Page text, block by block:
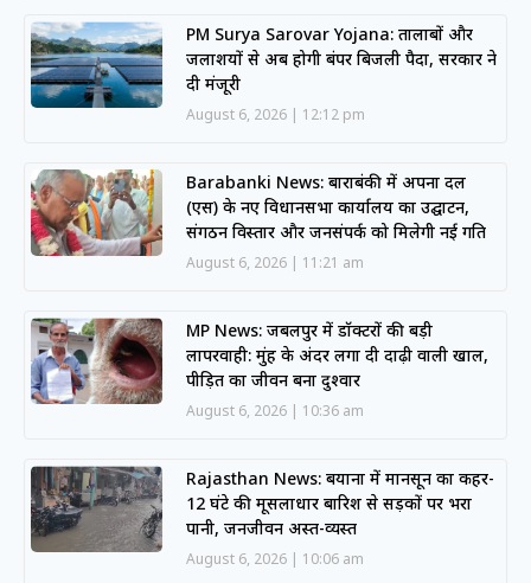
PM Surya Sarovar Yojana: तालाबों और
जलाशयों से अब होगी बंपर बिजली पैदा, सरकार ने
दी मंजूरी
August 6, 2026 12:12 pm
Barabanki News: बाराबंकी में अपना दल
(एस) के नए विधानसभा कार्यालय का उद्घाटन,
संगठन विस्तार और जनसंपर्क को मिलेगी नई गति
August 6, 2026 11:21 am
MP News: जबलपुर में डॉक्टरों की बड़ी
लापरवाही: मुंह के अंदर लगा दी दाढ़ी वाली खाल,
पीड़ित का जीवन बना दुश्वार
August 6, 2026 10:36 am
Rajasthan News: बयाना में मानसून का कहर-
12 घंटे की मूसलाधार बारिश से सड़कों पर भरा
पानी, जनजीवन अस्त-व्यस्त
August 6, 2026 10:06 am